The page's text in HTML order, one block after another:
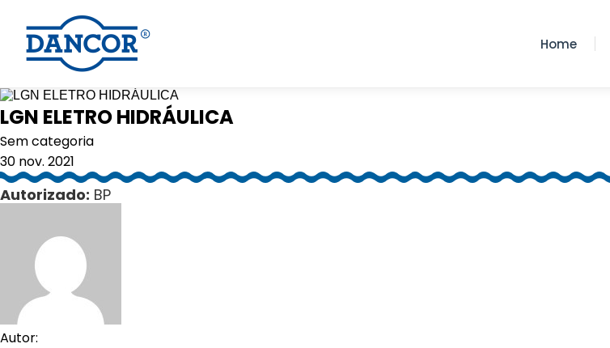
Home
LGN ELETRO HIDRÁULICA
Sem categoria
30 nov. 2021
Autorizado: BP
Autor: